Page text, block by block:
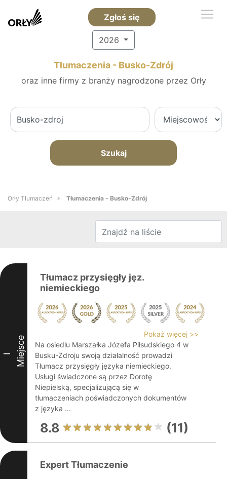
Zgłoś się
2026
Tłumaczenia - Busko-Zdrój
oraz inne firmy z branży nagrodzone przez Orły
Szukaj
Orły Tłumaczeń Tłumaczenia - Busko-Zdrój
I Miejsce
Tłumacz przysięgły jęz.
niemieckiego
Pokaż więcej >>
Na osiedlu Marszałka Józefa Piłsudskiego 4 w
Busku-Zdroju swoją działalność prowadzi
Tłumacz przysięgły języka niemieckiego.
Usługi świadczone są przez Dorotę
Niepielską, specjalizującą się w
tłumaczeniach poświadczonych dokumentów
z języka ...
8.8 (11)
Expert Tłumaczenie